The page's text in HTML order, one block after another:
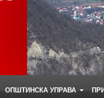
ОПШТИНСКА УПРАВА